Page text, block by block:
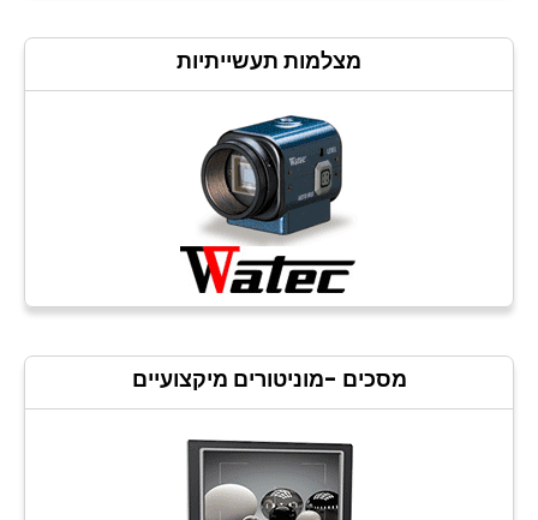
CCTV
מצלמות תעשייתיות
מסכים -מוניטורים מיקצועיים